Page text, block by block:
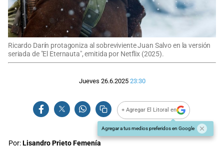
Ricardo Darín protagoniza al sobreviviente Juan Salvo en la versión
seriada de "El Eternauta", emitida por Netflix (2025).
Jueves 26.6.2025 23:30
+ Agregar El Litoral en
Agregar a tus medios preferidos en Google
Por:Lisandro Prieto Femenía